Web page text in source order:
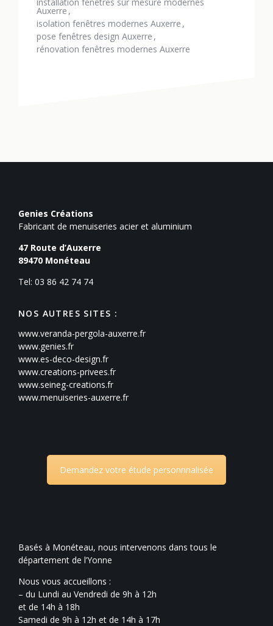
Auxerre
isolation fenêtres modernes Auxerre
pose fenêtres design Auxerre
rénovation fenêtres modernes Auxerre
Genies Créations
Fabricant de menuiseries acier et aluminium
47 Route d’Auxerre
89470 Monéteau
Tel: 03 86 42 74 74
NOS AUTRES SITES :
www.veranda-pergola-auxerre.fr
www.genies.fr
www.es-deco-design.fr
www.creations-privees.fr
www.seineg-creations.fr
www.menuiseries-auxerre.fr
Demandez votre étude personnnalisée
Basés à Monéteau, nous intervenons dans tous le
département de l’Yonne
Nous vous accueillons :
– du Lundi au Vendredi de 9h à 12h
et de 14h à 18h
Samedi de 9h à 12h et de 14h à 17h